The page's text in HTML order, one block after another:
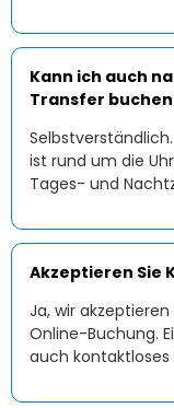
Kann ich auch
Transfer
ist rund um die
Tages- und
Akzeptieren Sie
Ja, wir
Online-Buchung.
auch kontaktloses